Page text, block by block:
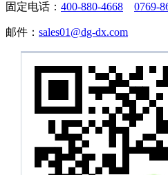
固定电话： 400-880-4668 0769-
邮件： sales01@dg-dx.com